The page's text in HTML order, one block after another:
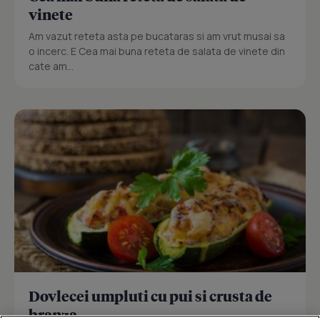
vinete
Am vazut reteta asta pe bucataras si am vrut musai sa
o incerc. E Cea mai buna reteta de salata de vinete din
cate am...
Dovlecei umpluti cu pui si crusta de